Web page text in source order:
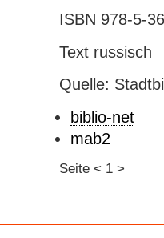
ISBN 978-5-
Text russisch
Quelle:
biblio-net
mab2
Seite < 1 >